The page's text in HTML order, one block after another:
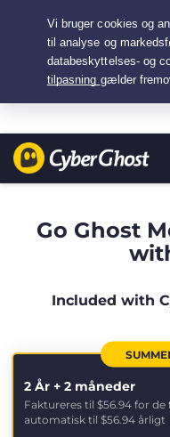
Your choice:The Best
Go Ghost
Included with
2 År + 2 måneder
Faktureres til $56.94 for de
automatisk til $56.94 årligt